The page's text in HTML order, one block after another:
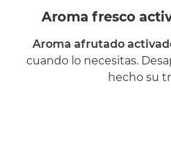
Aroma fresco
Aroma afrutado
cuando lo necesitas.
hecho su